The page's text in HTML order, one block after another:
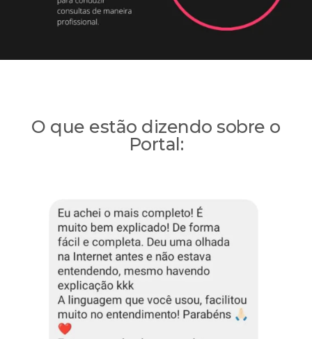
O que estão dizendo sobre o
Portal: